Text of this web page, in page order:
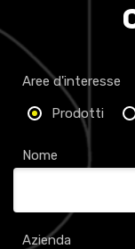
Aree d'interesse
Prodotti
Nome
Azienda